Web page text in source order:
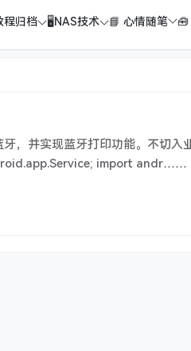
程归档 🖥️NAS技术 📘 心情随笔 🧰
，并实现蓝牙打印功能。不切入
import android.app.Service; import andr……